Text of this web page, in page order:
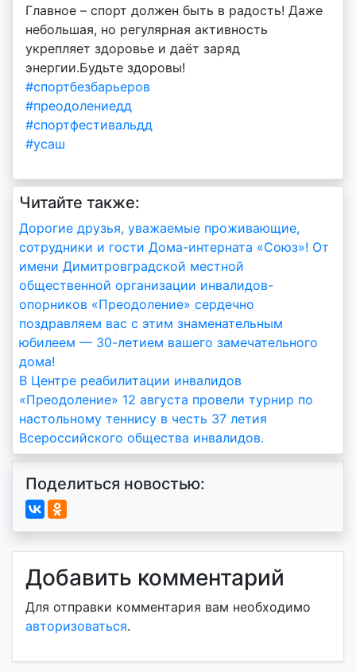
Главное – спорт должен быть в радость! Даже
небольшая, но регулярная активность
укрепляет здоровье и даёт заряд
энергии.Будьте здоровы!
#спортбезбарьеров
#преодолениедд
#спортфестивальдд
#усаш
Читайте также:
Навигация
по
записям
Дорогие друзья, уважаемые проживающие,
сотрудники и гости Дома-интерната «Союз»! От
имени Димитровградской местной
общественной организации инвалидов-
опорников «Преодоление» сердечно
поздравляем вас с этим знаменательным
юбилеем — 30-летием вашего замечательного
дома!
В Центре реабилитации инвалидов
«Преодоление» 12 августа провели турнир по
настольному теннису в честь 37 летия
Всероссийского общества инвалидов.
Поделиться новостью:
Добавить комментарий
Для отправки комментария вам необходимо
авторизоваться.